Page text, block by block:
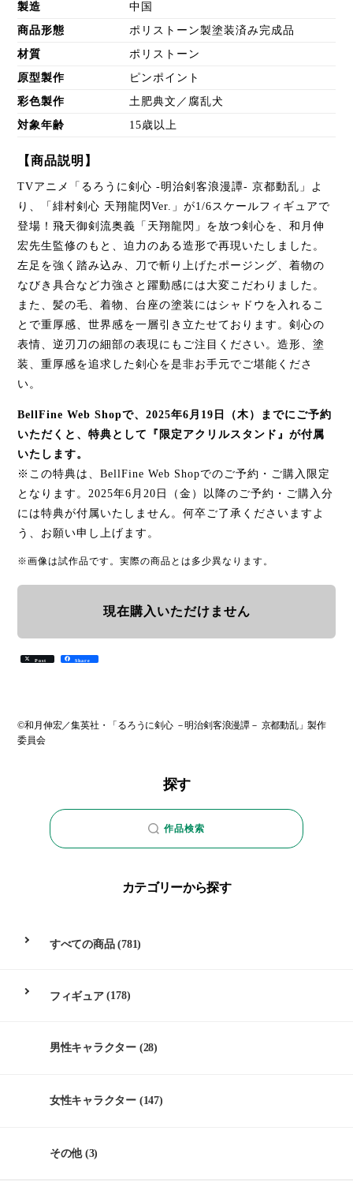
製造 中国
商品形態 ポリストーン製塗装済み完成品
材質 ポリストーン
原型製作 ピンポイント
彩色製作 土肥典文／腐乱犬
対象年齢 15歳以上
【商品説明】
TVアニメ「るろうに剣心 -明治剣客浪漫譚- 京都動乱」よ
り、「緋村剣心 天翔龍閃Ver.」が1/6スケールフィギュアで
登場！飛天御剣流奥義「天翔龍閃」を放つ剣心を、和月伸
宏先生監修のもと、迫力のある造形で再現いたしました。
左足を強く踏み込み、刀で斬り上げたポージング、着物の
なびき具合など力強さと躍動感には大変こだわりました。
また、髪の毛、着物、台座の塗装にはシャドウを入れるこ
とで重厚感、世界感を一層引き立たせております。剣心の
表情、逆刃刀の細部の表現にもご注目ください。造形、塗
装、重厚感を追求した剣心を是非お手元でご堪能くださ
い。
BellFine Web Shopで、2025年6月19日（木）までにご予約
いただくと、特典として『限定アクリルスタンド』が付属
いたします。
※この特典は、BellFine Web Shopでのご予約・ご購入限定
となります。2025年6月20日（金）以降のご予約・ご購入分
には特典が付属いたしません。何卒ご了承くださいますよ
う、お願い申し上げます。
※画像は試作品です。実際の商品とは多少異なります。
現在購入いただけません
Post Share
©和月伸宏／集英社・「るろうに剣心 －明治剣客浪漫譚－ 京都動乱」製作
委員会
探す
作品検索
カテゴリーから探す
すべての商品(781)
フィギュア(178)
男性キャラクター (28)
女性キャラクター (147)
その他(3)